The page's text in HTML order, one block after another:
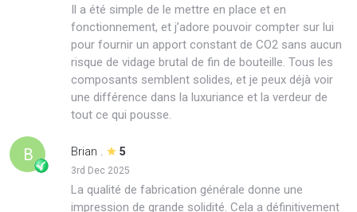
Il a été simple de le mettre en place et en
fonctionnement, et j’adore pouvoir compter sur lui
pour fournir un apport constant de CO2 sans aucun
risque de vidage brutal de fin de bouteille. Tous les
composants semblent solides, et je peux déjà voir
une différence dans la luxuriance et la verdeur de
tout ce qui pousse.
B Brian . 5
3rd Dec 2025
La qualité de fabrication générale donne une
impression de grande solidité. Cela a définitivement